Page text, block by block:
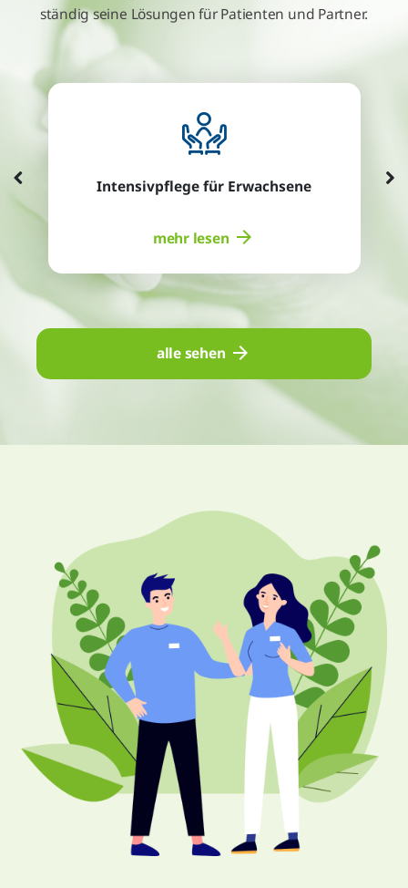
ständig seine Lösungen für Patienten und Partner.
Intensivpflege für Erwachsene
mehr lesen
alle sehen